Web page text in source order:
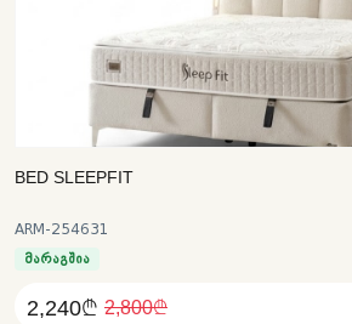
BED SLEEPFIT
ARM-254631
მარაგშია
2,240₾ 2,800₾